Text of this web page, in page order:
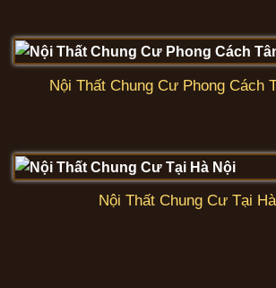
Nội Thất Chung Cư Phong Cách
Nội Thất Chung Cư Tại